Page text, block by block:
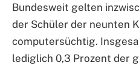
Bundesweit gelten
der Schüler der neunten
computersüchtig.
lediglich 0,3 Prozent der